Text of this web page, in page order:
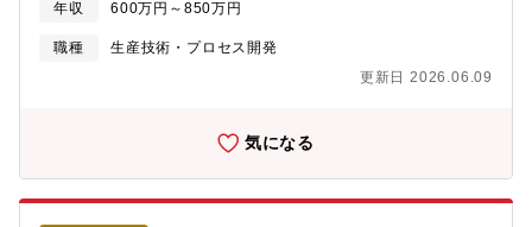
年収 600万円～850万円
職種
生産技術・プロセス開発
更新日 2026.06.09
気になる